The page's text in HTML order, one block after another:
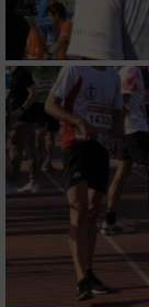
Geräte
Informationen
Nicht-IAB-
Notwendig
Performance
Funktional